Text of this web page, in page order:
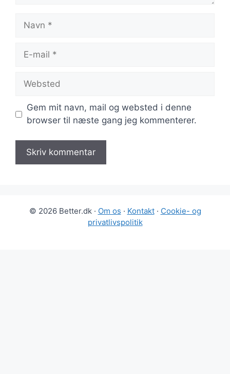
Navn
Websted
Gem mit navn, mail og websted i denne
browser til næste gang jeg kommenterer.
© 2026 Better.dk · Om os · Kontakt· Cookie- og
privatlivspolitik